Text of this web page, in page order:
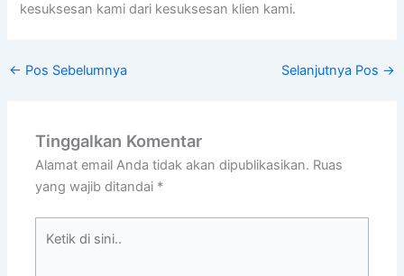
kesuksesan kami dari kesuksesan klien kami.
← Pos Sebelumnya Selanjutnya Pos →
Tinggalkan Komentar
Alamat email Anda tidak akan dipublikasikan. Ruas
yang wajib ditandai *